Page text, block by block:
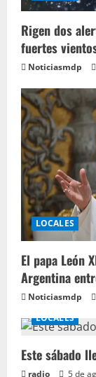
Rigen dos
fuertes
Noticiasmdp
LOCALES
El papa León
Argentina
Noticiasmdp
LOCALES
Este sábado
radio 5 de